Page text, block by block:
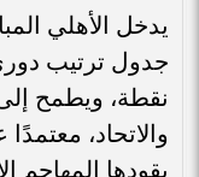
يدخل الأهلي
نقطة، ويطمح
والاتحاد،
يقودها المهاجم